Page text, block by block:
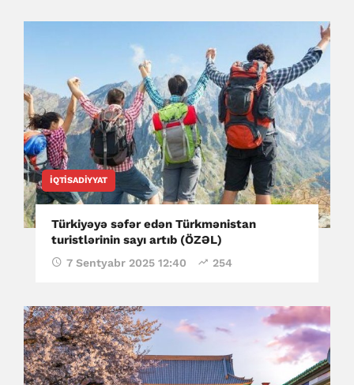
İQTISADIYYAT
Türkiyəyə səfər edən Türkmənistan
turistlərinin sayı artıb (ÖZƏL)
7 Sentyabr 2025 12:40 254